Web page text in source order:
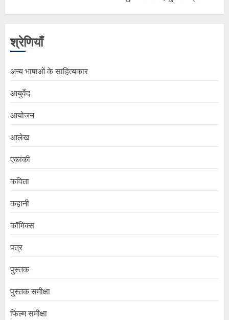
श्रेणियाँ
अन्य भाषाओं के साहित्यकार
आयुर्वेद
आयोजन
आलेख
एकांकी
कविता
कहानी
कॉमिक्स
पत्र
पुस्तक
पुस्तक समीक्षा
फिल्म समीक्षा